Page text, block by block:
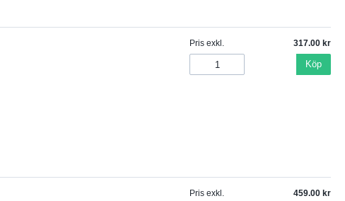
Pris exkl. 317.00
Köp
Pris exkl. 459.00